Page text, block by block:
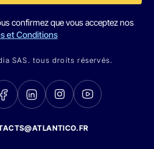
confirmez que vous acceptez nos
et Conditions
SAS. tous droits réservés.